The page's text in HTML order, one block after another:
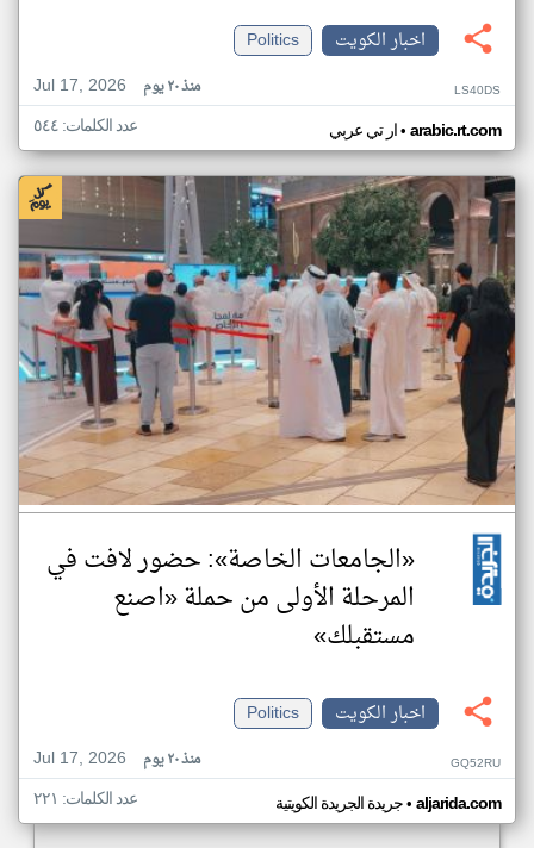
اخبار الكويت
Politics
Jul 17, 2026
منذ ٢٠ يوم LS40DS
ار تي عربي• arabic.rt.com عدد الكلمات: ٥٤٤
«الجامعات الخاصة»: حضور لافت في
المرحلة الأولى من حملة «اصنع
مستقبلك»
اخبار الكويت
Politics
Jul 17, 2026
منذ ٢٠ يوم GQ52RU
جريدة الجريدة الكويتية• aljarida.com عدد الكلمات: ٢٢١